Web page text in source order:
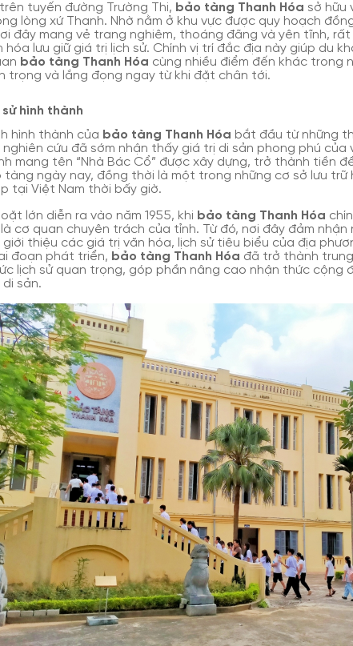
tuyến đường Trường Thi, bảo tàng Thanh Hóa sở hữu
lòng xứ Thanh. Nhờ nằm ở khu vực được quy hoạch
đây mang vẻ trang nghiêm, thoáng đãng và yên tĩnh,
hóa lưu giữ giá trị lịch sử. Chính vị trí đắc địa này giúp du
bảo tàng Thanh Hóa cùng nhiều điểm đến khác trong
trọng và lắng đọng ngay từ khi đặt chân tới.
sử hình thành
hình thành của bảo tàng Thanh Hóa bắt đầu từ những
cứu đã sớm nhận thấy giá trị di sản phong phú của
mang tên “Nhà Bác Cổ” được xây dựng, trở thành tiền
tàng ngày nay, đồng thời là một trong những cơ sở lưu trữ
tại Việt Nam thời bấy giờ.
lớn diễn ra vào năm 1955, khi bảo tàng Thanh Hóa
cơ quan chuyên trách của tỉnh. Từ đó, nơi đây đảm nhận
giới thiệu các giá trị văn hóa, lịch sử tiêu biểu của địa
đoạn phát triển, bảo tàng Thanh Hóa đã trở thành
lịch sử quan trọng, góp phần nâng cao nhận thức cộng
sản.